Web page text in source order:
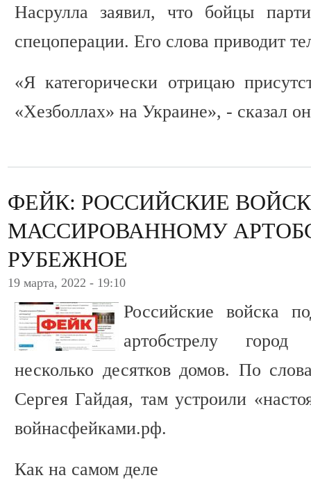
Насрулла заявил, что бойцы
спецоперации. Его слова приводит
«Я категорически отрицаю
«Хезболлах» на Украине», - сказал
ФЕЙК: РОССИЙСКИЕ
МАССИРОВАННОМУ
РУБЕЖНОЕ
19 марта, 2022 - 19:10
Российские войска
артобстрелу
несколько десятков домов. По
Сергея Гайдая, там устроили
войнасфейками.рф.
Как на самом деле